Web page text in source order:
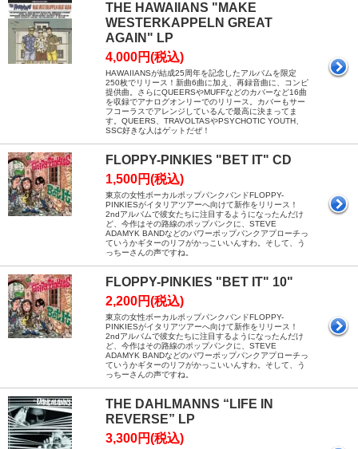
THE HAWAIIANS "MAKE
WESTERKAPPELN GREAT
AGAIN" LP
4,000円(税込)
HAWAIIANSが結成25周年を記念したアルバムを限定
250枚でリリース！新曲6曲に加え、再録音曲に、コンピ
提供曲。さらにQUEERSやMUFFなどのカバーなど16曲
を収録でアナログオンリーでのリリース。カバーもサー
フコーラスでアレンジしているんで最高に決まってま
す。QUEERS、TRAVOLTASやPSYCHOTIC YOUTH、
SSC好きな人はゲットだぜ！
FLOPPY-PINKIES "BET IT" CD
1,500円(税込)
東京の女性ボーカルポップパンクバンドFLOPPY-
PINKIESがイタリアツアーへ向けて新作をリリース！
2ndアルバムで彼女たちに注目するようになったんだけ
ど、今作はその路線のポップパンクに、STEVE
ADAMYK BANDなどのパワーポップパンクアプローチっ
ていうかギターのリフがかっこいいんすわ。そして、う
っちーさんの声ですね。
FLOPPY-PINKIES "BET IT" 10"
2,200円(税込)
東京の女性ボーカルポップパンクバンドFLOPPY-
PINKIESがイタリアツアーへ向けて新作をリリース！
2ndアルバムで彼女たちに注目するようになったんだけ
ど、今作はその路線のポップパンクに、STEVE
ADAMYK BANDなどのパワーポップパンクアプローチっ
ていうかギターのリフがかっこいいんすわ。そして、う
っちーさんの声ですね。
THE DAHLMANNS “LIFE IN
REVERSE” LP
3,300円(税込)